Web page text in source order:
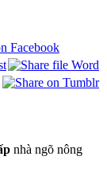
nhà ngõ nông